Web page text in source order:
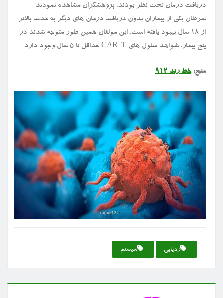
دریافت درمان تحت نظر بودند. پژوهشگران مشاهده نمودند
سرطان یکی از بیماران بدون دریافت درمان های دیگر به مدت بالاتر
از ۱۸ سال بهبود یافته است. این مولفان همین طور متوجه شدند در
پنج بیمار، شواهد سلول های CAR-T حداقل تا ۵ سال وجود دارد.
منبع:خط رند ۹۱۲
ردیابی سیستم